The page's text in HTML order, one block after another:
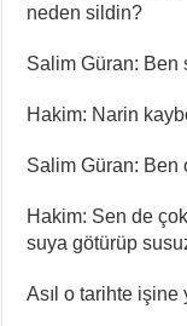
neden sildin?
Salim Güran: Ben
Hakim: Narin
Salim Güran: Ben
Hakim: Sen de
suya götürüp
Asıl o tarihte işine